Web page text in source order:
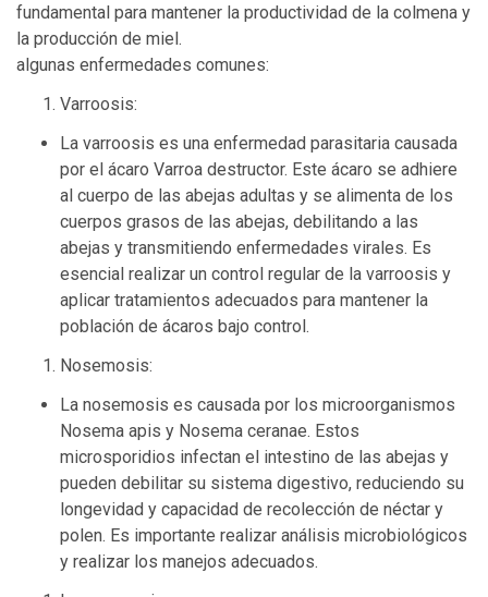
fundamental para mantener la productividad de la colmena y
la producción de miel.
algunas enfermedades comunes:
Varroosis:
La varroosis es una enfermedad parasitaria causada
por el ácaro Varroa destructor. Este ácaro se adhiere
al cuerpo de las abejas adultas y se alimenta de los
cuerpos grasos de las abejas, debilitando a las
abejas y transmitiendo enfermedades virales. Es
esencial realizar un control regular de la varroosis y
aplicar tratamientos adecuados para mantener la
población de ácaros bajo control.
Nosemosis:
La nosemosis es causada por los microorganismos
Nosema apis y Nosema ceranae. Estos
microsporidios infectan el intestino de las abejas y
pueden debilitar su sistema digestivo, reduciendo su
longevidad y capacidad de recolección de néctar y
polen. Es importante realizar análisis microbiológicos
y realizar los manejos adecuados.